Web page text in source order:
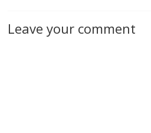
Leave your comment